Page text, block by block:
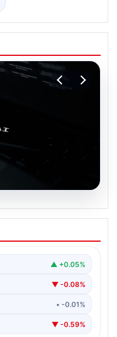
açıkladı
▲ +0.05%
▼ -0.08%
• -0.01%
▼ -0.59%